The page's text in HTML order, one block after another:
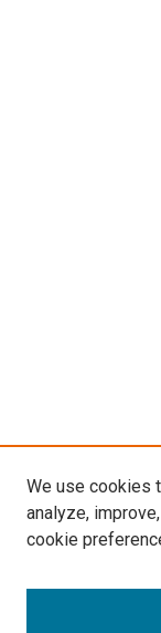
We use cookies
analyze,
cookie